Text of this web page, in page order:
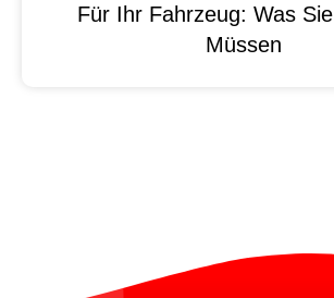
Für Ihr Fahrzeug: Was
Müssen